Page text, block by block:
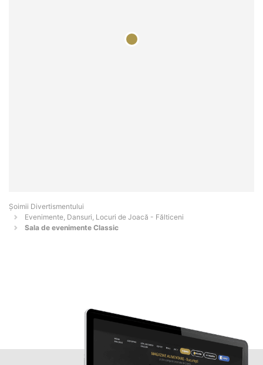
Şoimii Divertismentului
Evenimente, Dansuri, Locuri de Joacă - Fălticeni
Sala de evenimente Classic